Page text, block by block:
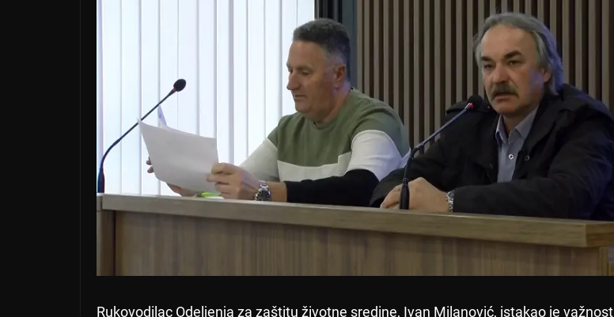
Rukovodilac Odeljenja za zaštitu životne sredine, Ivan Milanović, istakao je važnost